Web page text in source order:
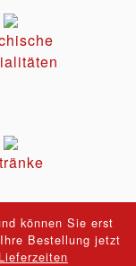
können Sie erst
Bestellung jetzt